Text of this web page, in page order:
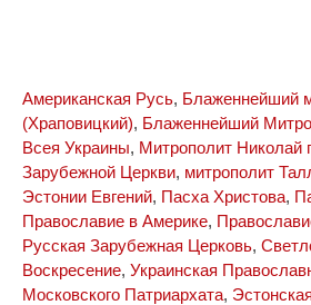
Американская Русь, Блаженнейший
(Храповицкий), Блаженнейший
Всея Украины, Митрополит Николай
Зарубежной Церкви, митрополит
Эстонии Евгений, Пасха Христова,
Православие в Америке,
Русская Зарубежная Церковь,
Воскресение, Украинская
Московского Патриархата,